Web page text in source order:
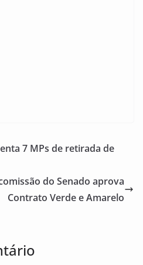
7 MPs de retirada de
do Senado aprova
Contrato Verde e Amarelo